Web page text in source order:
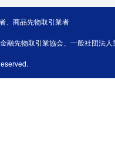
、商品先物取引業者
融先物取引業協会、一般社団法